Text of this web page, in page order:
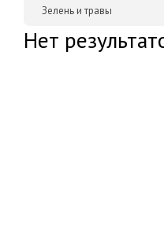
Зелень и травы
Нет